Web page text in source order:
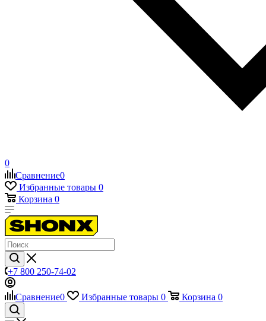
0
Сравнение0
Избранные товары 0
Корзина 0
+7 800 250-74-02
Сравнение0 Избранные товары 0 Корзина 0